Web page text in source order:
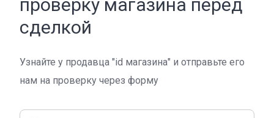
проверку магазина перед
сделкой
Узнайте у продавца "id магазина" и отправьте его
нам на проверку через форму